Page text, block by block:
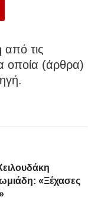
από τις
οποία (άρθρα)
«Ξέχασες